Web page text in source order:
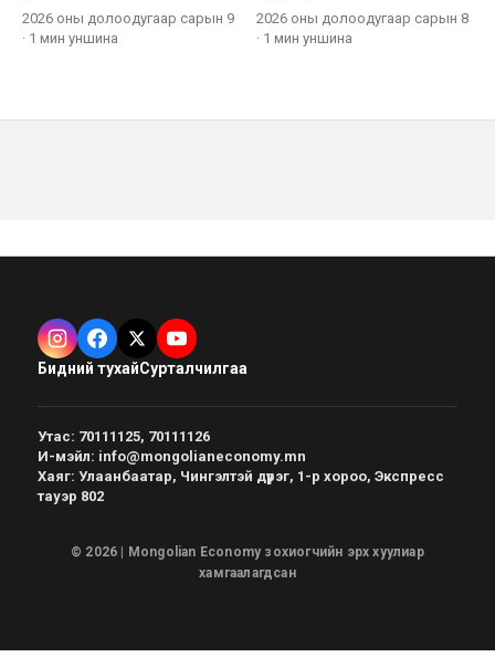
2026 оны долоодугаар сарын 9
· 1 мин уншина
2026 оны долоодугаар сарын 8
· 1 мин уншина
Бидний тухайСурталчилгаа
Утас: 70111125, 70111126
И-мэйл: info@mongolianeconomy.mn
Хаяг: Улаанбаатар, Чингэлтэй дүүрэг, 1-р хороо, Экспресс
тауэр 802
© 2026 | Mongolian Economy зохиогчийн эрх хуулиар
хамгаалагдсан